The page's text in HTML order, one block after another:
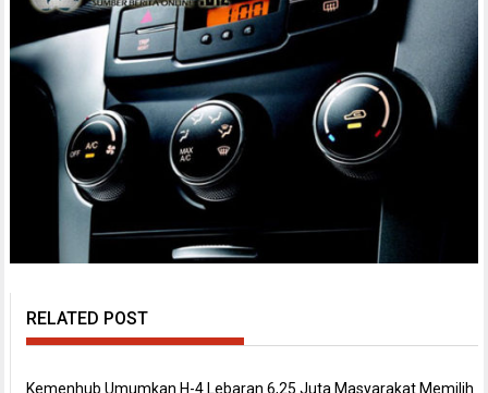
RELATED POST
Kemenhub Umumkan H-4 Lebaran 6,25 Juta Masyarakat Memilih